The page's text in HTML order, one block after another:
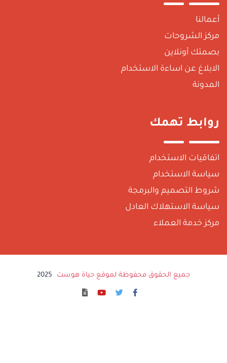
الشروحات
أونلاين
عن اساءة الاستخدام
تهمك
الاستخدام
الاستخدام
التصميم والبرمجة
الاستهلاك العادل
خدمة العملاء
جميع الحقوق محفوظة لموقع حياة هوست 2025